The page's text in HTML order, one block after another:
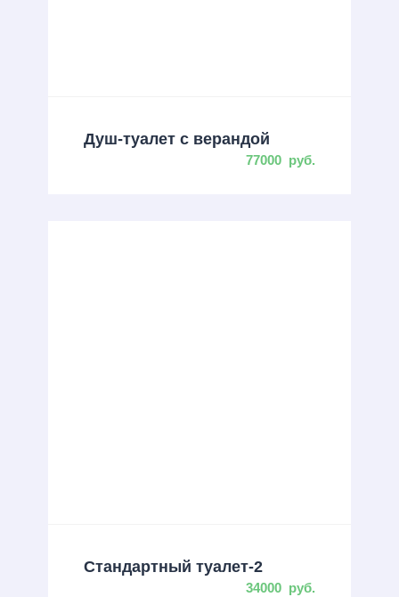
Душ-туалет с верандой
77000 руб.
Стандартный туалет-2
34000 руб.